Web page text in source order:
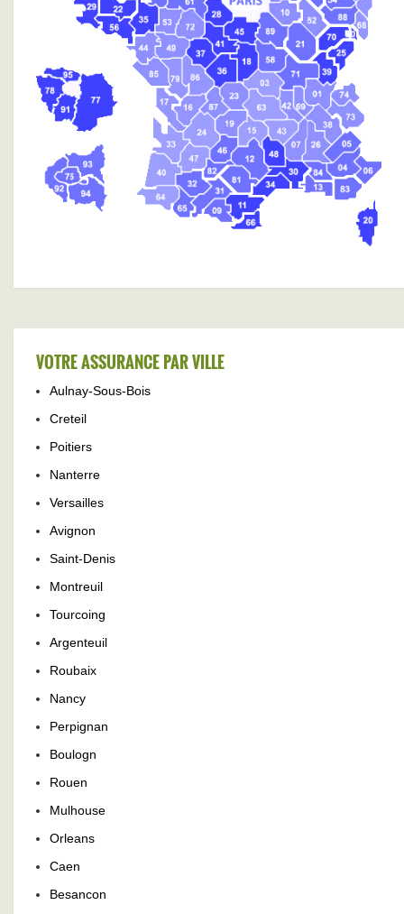
VOTRE ASSURANCE PAR VILLE
Aulnay-Sous-Bois
Creteil
Poitiers
Nanterre
Versailles
Avignon
Saint-Denis
Montreuil
Tourcoing
Argenteuil
Roubaix
Nancy
Perpignan
Boulogn
Rouen
Mulhouse
Orleans
Caen
Besancon